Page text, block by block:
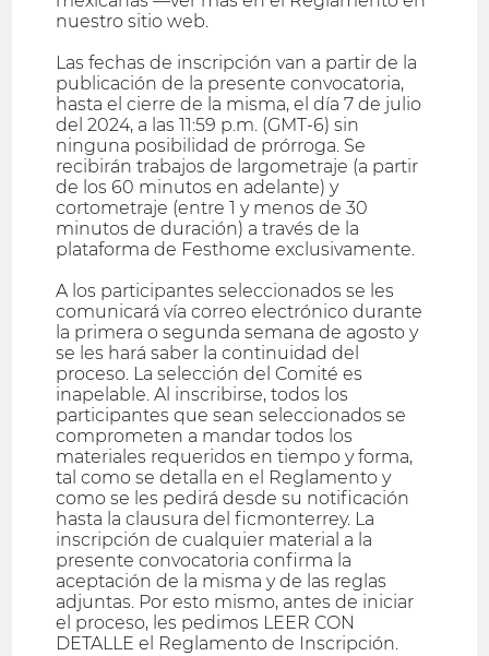
nuestro sitio web.
Las fechas de inscripción van a partir de la
publicación de la presente convocatoria,
hasta el cierre de la misma, el día 7 de julio
del 2024, a las 11:59 p.m. (GMT-6) sin
ninguna posibilidad de prórroga. Se
recibirán trabajos de largometraje (a partir
de los 60 minutos en adelante) y
cortometraje (entre 1 y menos de 30
minutos de duración) a través de la
plataforma de Festhome exclusivamente.
A los participantes seleccionados se les
comunicará vía correo electrónico durante
la primera o segunda semana de agosto y
se les hará saber la continuidad del
proceso. La selección del Comité es
inapelable. Al inscribirse, todos los
participantes que sean seleccionados se
comprometen a mandar todos los
materiales requeridos en tiempo y forma,
tal como se detalla en el Reglamento y
como se les pedirá desde su notificación
hasta la clausura del ficmonterrey. La
inscripción de cualquier material a la
presente convocatoria confirma la
aceptación de la misma y de las reglas
adjuntas. Por esto mismo, antes de iniciar
el proceso, les pedimos LEER CON
DETALLE el Reglamento de Inscripción.